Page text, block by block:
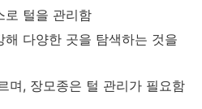
로 털을 관리함
해 다양한 곳을 탐색하는 것을
며, 장모종은 털 관리가 필요함